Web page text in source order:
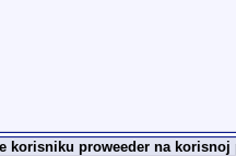
korisniku proweeder na korisnoj